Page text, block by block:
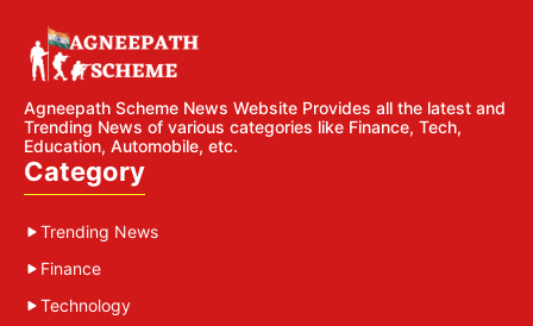
Agneepath Scheme News Website Provides all the latest and
Trending News of various categories like Finance, Tech,
Education, Automobile, etc.
Category
Trending News
Finance
Technology